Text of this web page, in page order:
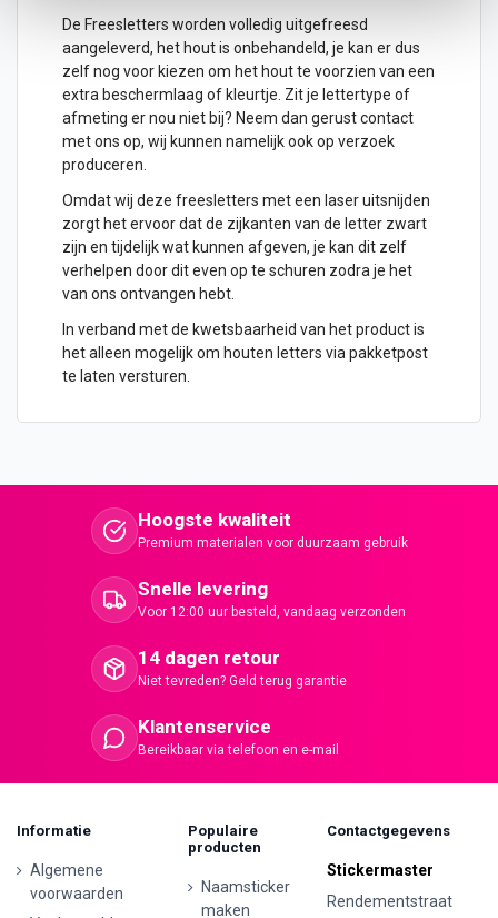
De Freesletters worden volledig uitgefreesd
aangeleverd, het hout is onbehandeld, je kan er dus
zelf nog voor kiezen om het hout te voorzien van een
extra beschermlaag of kleurtje. Zit je lettertype of
afmeting er nou niet bij? Neem dan gerust contact
met ons op, wij kunnen namelijk ook op verzoek
produceren.
Omdat wij deze freesletters met een laser uitsnijden
zorgt het ervoor dat de zijkanten van de letter zwart
zijn en tijdelijk wat kunnen afgeven, je kan dit zelf
verhelpen door dit even op te schuren zodra je het
van ons ontvangen hebt.
In verband met de kwetsbaarheid van het product is
het alleen mogelijk om houten letters via pakketpost
te laten versturen.
Hoogste kwaliteit
Premium materialen voor duurzaam gebruik
Snelle levering
Voor 12:00 uur besteld, vandaag verzonden
14 dagen retour
Niet tevreden? Geld terug garantie
Klantenservice
Bereikbaar via telefoon en e-mail
Informatie
Algemene
voorwaarden
Populaire
producten
Naamsticker
maken
Contactgegevens
Stickermaster
Rendementstraat